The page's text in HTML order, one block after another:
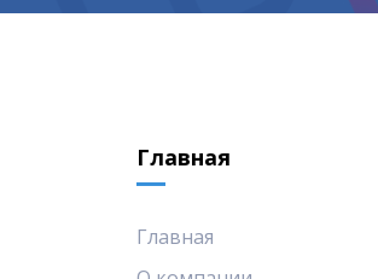
Главная
Главная